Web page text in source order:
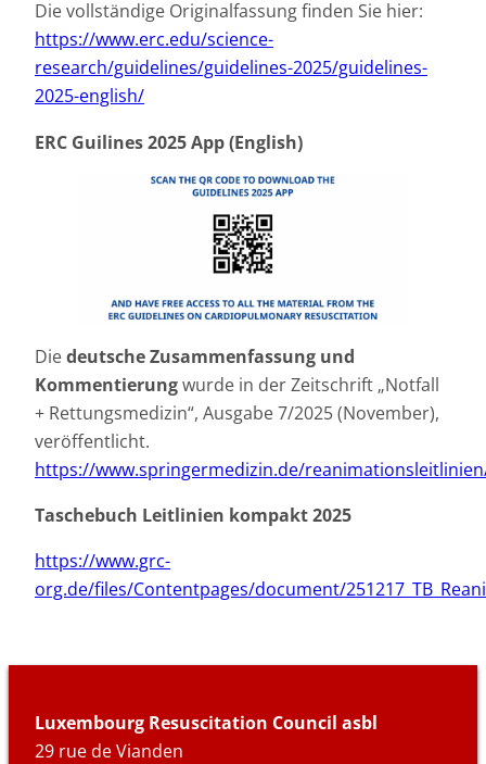
Die vollständige Originalfassung finden Sie hier:
https://www.erc.edu/science-
research/guidelines/guidelines-2025/guidelines-
2025-english/
ERC Guilines 2025 App(English)
Diedeutsche Zusammenfassung und
Kommentierungwurde in der Zeitschrift „Notfall
+ Rettungsmedizin“, Ausgabe 7/2025 (November),
veröffentlicht.
https://www.springermedizin.de/
Taschebuch Leitlinien kompakt 2025
https://www.grc-
org.de/files/Contentpages/document/
Luxembourg Resuscitation Council asbl
29 rue de Vianden